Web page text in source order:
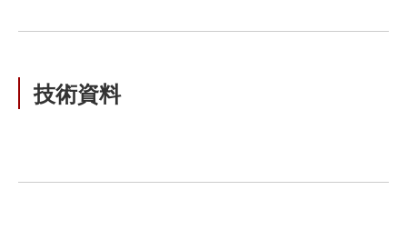
技術資料